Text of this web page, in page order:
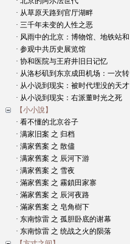
· 从草原天路到官厅湖畔
· 三千年未变的人性之恶
· 风雨中的北京：博物馆、地铁站和
· 参观中共历史展览馆
· 协和医院与王府井旧日记忆
· 从洛杉矶到东京成田机场：一次转
· 从小说到现实：被时代埋没的天才
· 从小说到现实：右派董时光之死
【小小說】
· 看不懂的北京谷子
· 满家旧案 之 归档
· 满家舊案 之 散儘
· 满家舊案 之 辰河下游
· 满家舊案 之 雪夜
· 滿家舊案 之 霧鎖田家寨
· 滿家舊案 之 辰河夜路
· 滿家舊案 之 皂角樹下
· 东南惊雷 之 孤胆卧底的谢幕
· 东南惊雷 之 统战之火的陨落